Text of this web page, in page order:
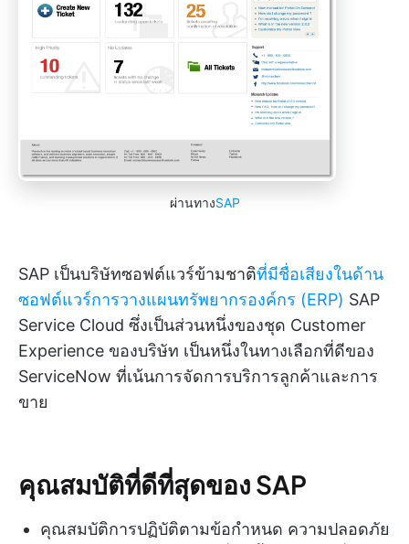
ผ่านทางSAP
SAP เป็นบริษัทซอฟต์แวร์ข้ามชาติที่มีชื่อเสียงในด้าน
ซอฟต์แวร์การวางแผนทรัพยากรองค์กร (ERP) SAP
Service Cloud ซึ่งเป็นส่วนหนึ่งของชุด Customer
Experience ของบริษัท เป็นหนึ่งในทางเลือกที่ดีของ
ServiceNow ที่เน้นการจัดการบริการลูกค้าและการ
ขาย
คุณสมบัติที่ดีที่สุดของ SAP
คุณสมบัติการปฏิบัติตามข้อกำหนด ความปลอดภัย